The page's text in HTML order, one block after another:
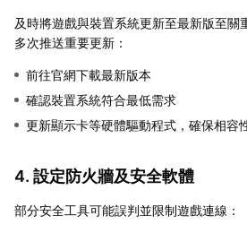
及時將遊戲與裝置系統更新至最新版至
多次推送重要更新：
前往官網下載最新版本
確認裝置系統符合最低需求
更新顯示卡等硬體驅動程式，確保相容
4. 設定防火牆及安全軟體
部分安全工具可能誤判並限制遊戲連線：